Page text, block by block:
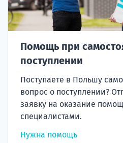
Помощь при
поступлении
Поступаете в Польшу
вопрос о поступлении?
заявку на оказание
специалистами.
Нужна помощь